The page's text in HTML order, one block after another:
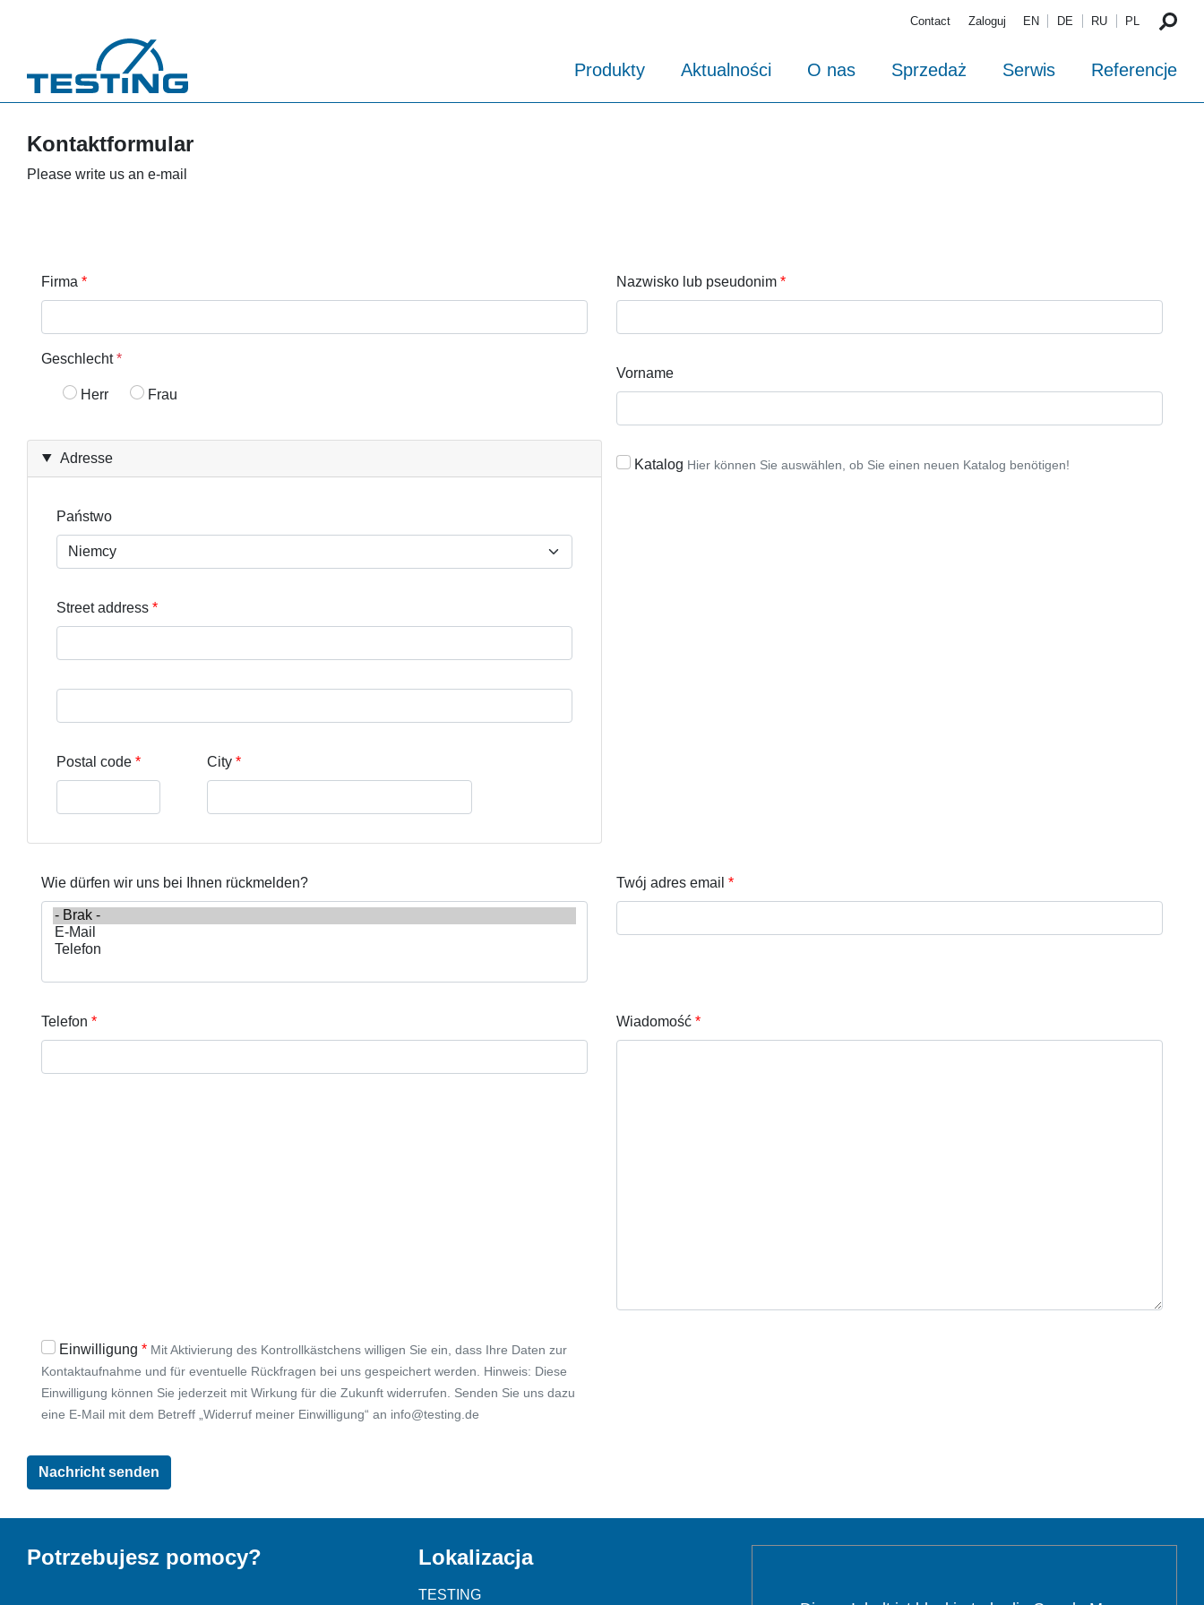
Contact Zaloguj EN DE RU PL
Produkty Aktualności O nas Sprzedaż Serwis Referencje
Kontaktformular
Please write us an e-mail
Firma Nazwisko lub pseudonim
Geschlecht *
Herr Frau
Vorname
Adresse
Państwo
Street address
Postal code City
Katalog Hier können Sie auswählen, ob Sie einen neuen Katalog benötigen!
Wie dürfen wir uns bei Ihnen rückmelden? Twój adres email
Telefon Wiadomość
Einwilligung
Mit Aktivierung des Kontrollkästchens willigen Sie ein, dass Ihre Daten zur
Kontaktaufnahme und für eventuelle Rückfragen bei uns gespeichert werden. Hinweis: Diese
Einwilligung können Sie jederzeit mit Wirkung für die Zukunft widerrufen. Senden Sie uns dazu
eine E-Mail mit dem Betreff „Widerruf meiner Einwilligung“ an info@testing.de
Potrzebujesz pomocy? Lokalizacja
TESTING